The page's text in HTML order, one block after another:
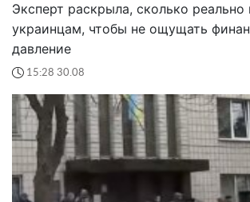
Эксперт раскрыла, сколько реально
украинцам, чтобы не ощущать
давление
15:28 30.08